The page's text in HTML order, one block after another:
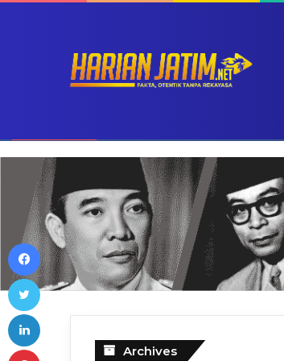
Archives
Facebook
Twitter
LinkedIn